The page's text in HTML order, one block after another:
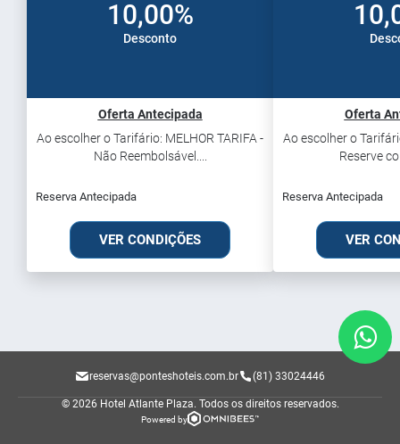
10,00%
Desconto
Oferta Antecipada
Ao escolher o Tarifário: MELHOR TARIFA -
Não Reembolsável....
Reserva Antecipada
VER CONDIÇÕES
Oferta
Ao escolher o
Reserve
Reserva Antecipada
VER
reservas@ponteshoteis.com.br (81) 33024446
© 2026 Hotel Atlante Plaza. Todos os direitos reservados.
Powered by